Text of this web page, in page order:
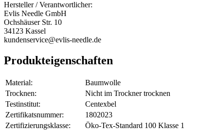
Hersteller / Verantwortlicher:
Evlis Needle GmbH
Ochshäuser Str. 10
34123 Kassel
kundenservice@evlis-needle.de
Produkteigenschaften
Material:
Baumwolle
Trocknen:
Nicht im Trockner trocknen
Testinstitut:
Centexbel
Zertifikatsnummer:
1802023
Zertifizierungsklasse:
Öko-Tex-Standard 100 Klasse 1